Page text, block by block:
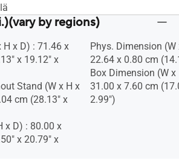
by regions)
H x D) : 71.46 x
x 19.12" x
Stand (W x H x
cm (28.13" x
x D) : 80.00 x
x 20.79" x
Phys. Dimension
22.64 x 0.80 cm
Box Dimension (W
31.00 x 7.60 cm
2.99")